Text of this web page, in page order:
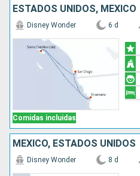
ESTADOS UNIDOS, MÉXICO
Comidas incluidas
Disney Wonder 6 d
MÉXICO, ESTADOS UNIDOS
Disney Wonder 8 d